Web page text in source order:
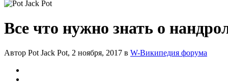
Все что нужно знать о
Автор Pot Jack Pot, 2 ноября, 2017 в W-Википедия форума